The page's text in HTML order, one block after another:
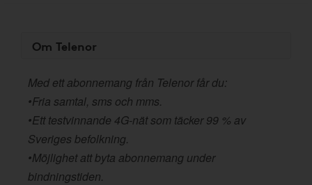
Om Telenor
Med ett abonnemang från Telenor får du:
•Fria samtal, sms och mms.
•Ett testvinnande 4G-nät som täcker 99 % av
Sveriges befolkning.
•Möjlighet att byta abonnemang under
bindningstiden.